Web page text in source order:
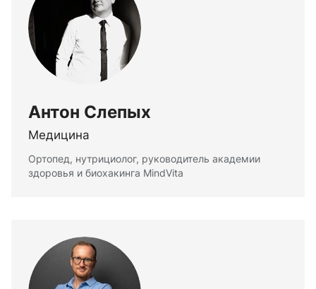
Антон Слепых
Медицина
Ортопед, нутрициолог, руководитель академии
здоровья и биохакинга MindVita